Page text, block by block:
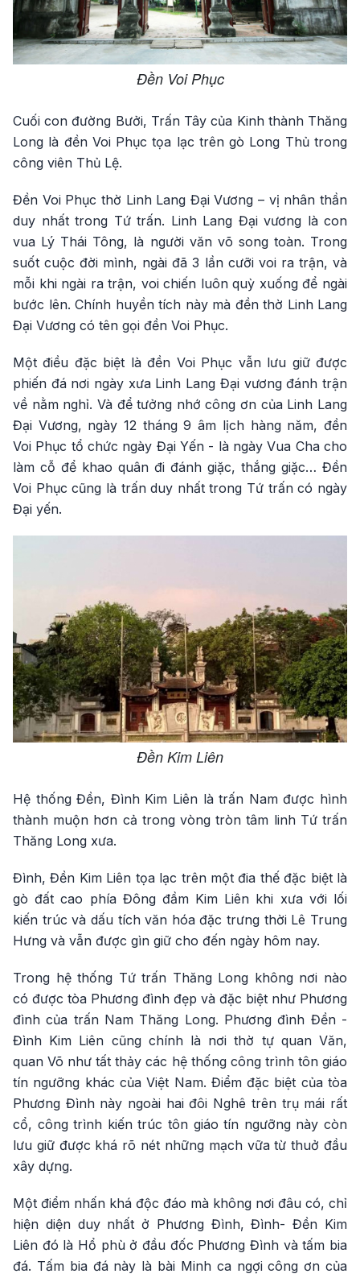
Đền Voi Phục
Cuối con đường Bưởi, Trấn Tây của Kinh thành Thăng
Long là đền Voi Phục tọa lạc trên gò Long Thủ trong
công viên Thủ Lệ.
Đền Voi Phục thờ Linh Lang Đại Vương – vị nhân thần
duy nhất trong Tứ trấn. Linh Lang Đại vương là con
vua Lý Thái Tông, là người văn võ song toàn. Trong
suốt cuộc đời mình, ngài đã 3 lần cưỡi voi ra trận, và
mỗi khi ngài ra trận, voi chiến luôn quỳ xuống để ngài
bước lên. Chính huyền tích này mà đền thờ Linh Lang
Đại Vương có tên gọi đền Voi Phục.
Một điều đặc biệt là đền Voi Phục vẫn lưu giữ được
phiến đá nơi ngày xưa Linh Lang Đại vương đánh trận
về nằm nghỉ. Và để tưởng nhớ công ơn của Linh Lang
Đại Vương, ngày 12 tháng 9 âm lịch hàng năm, đền
Voi Phục tổ chức ngày Đại Yến - là ngày Vua Cha cho
làm cỗ để khao quân đi đánh giặc, thắng giặc… Đền
Voi Phục cũng là trấn duy nhất trong Tứ trấn có ngày
Đại yến.
Đền Kim Liên
Hệ thống Đền, Đình Kim Liên là trấn Nam được hình
thành muộn hơn cả trong vòng tròn tâm linh Tứ trấn
Thăng Long xưa.
Đình, Đền Kim Liên tọa lạc trên một đia thế đặc biệt là
gò đất cao phía Đông đầm Kim Liên khi xưa với lối
kiến trúc và dấu tích văn hóa đặc trưng thời Lê Trung
Hưng và vẫn được gìn giữ cho đến ngày hôm nay.
Trong hệ thống Tứ trấn Thăng Long không nơi nào
có được tòa Phương đình đẹp và đặc biệt như Phương
đình của trấn Nam Thăng Long. Phương đình Đền -
Đình Kim Liên cũng chính là nơi thờ tự quan Văn,
quan Võ như tất thảy các hệ thống công trình tôn giáo
tín ngưỡng khác của Việt Nam. Điểm đặc biệt của tòa
Phương Đình này ngoài hai đôi Nghê trên trụ mái rất
cổ, công trình kiến trúc tôn giáo tín ngưỡng này còn
lưu giữ được khá rõ nét những mạch vữa từ thuở đầu
xây dựng.
Một điểm nhấn khá độc đáo mà không nơi đâu có, chỉ
hiện diện duy nhất ở Phương Đình, Đình- Đền Kim
Liên đó là Hổ phù ở đầu đốc Phương Đình và tấm bia
đá. Tấm bia đá này là bài Minh ca ngợi công ơn của